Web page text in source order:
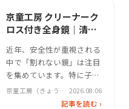
は高硬度の強化ガラスを採
用し、液晶保護と操作性を
る。メーカーが掲げる「9H
硬度」「日本製素材…
京童工房 クリーナーク
ロス付き全身鏡｜清潔
近年、安全性が重視される
中で「割れない鏡」は注目
を集めています。特に子供
やペットがいる家庭、地震
対策が必要な場所など、転
京童工房（きょうわ 2026.08.06
記事を読む ›